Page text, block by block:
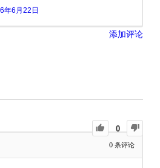
年6月22日
添加评论
0
0 条评论